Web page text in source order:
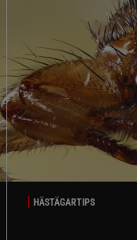
HÄSTÄGARTIPS